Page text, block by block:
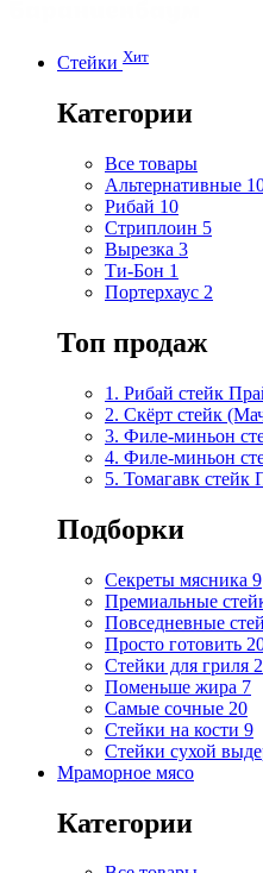
Стейки Хит
Категории
Все товары
Альтернативные
Рибай 10
Стриплоин 5
Вырезка 3
Ти-Бон 1
Портерхаус 2
Топ продаж
1. Рибай cтейк
2. Скёрт стейк
3. Филе-миньон
4. Филе-миньон
5. Томагавк стейк
Подборки
Секреты мясника 9
Премиальные
Повседневные
Просто готовить
Стейки для гриля
Поменьше жира 7
Самые сочные 20
Стейки на кости 9
Стейки сухой
Мраморное мясо
Категории